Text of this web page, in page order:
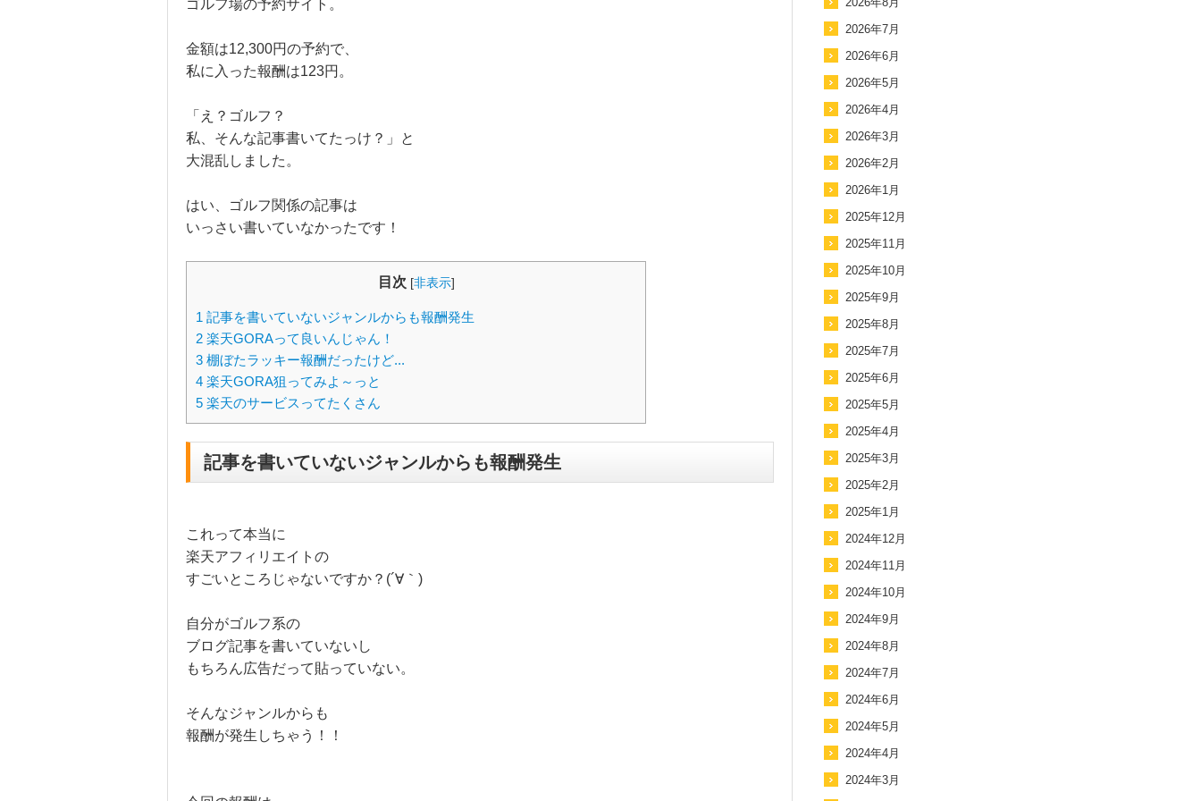
ゴルフ場の予約サイト。
金額は12,300円の予約で、
私に入った報酬は123円。
「え？ゴルフ？
私、そんな記事書いてたっけ？」と
大混乱しました。
はい、ゴルフ関係の記事は
いっさい書いていなかったです！
目次 [非表示]
1 記事を書いていないジャンルからも報酬発生
2 楽天GORAって良いんじゃん！
3 棚ぼたラッキー報酬だったけど...
4 楽天GORA狙ってみよ～っと
5 楽天のサービスってたくさん
記事を書いていないジャンルからも報酬発生
これって本当に
楽天アフィリエイトの
すごいところじゃないですか？(´∀｀)
自分がゴルフ系の
ブログ記事を書いていないし
もちろん広告だって貼っていない。
そんなジャンルからも
報酬が発生しちゃう！！
2026年7月
2026年6月
2026年5月
2026年4月
2026年3月
2026年2月
2026年1月
2025年12月
2025年11月
2025年10月
2025年9月
2025年8月
2025年7月
2025年6月
2025年5月
2025年4月
2025年3月
2025年2月
2025年1月
2024年12月
2024年11月
2024年10月
2024年9月
2024年8月
2024年7月
2024年6月
2024年5月
2024年4月
2024年3月